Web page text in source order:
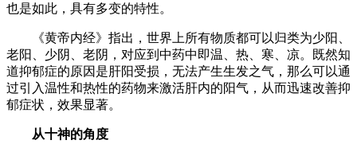
也是如此，具有多变的特性。
《黄帝内经》指出，世界上所有物质都可以归类为少阳、
老阳、少阴、老阴，对应到中药中即温、热、寒、凉。既然知
道抑郁症的原因是肝阳受损，无法产生生发之气，那么可以通
过引入温性和热性的药物来激活肝内的阳气，从而迅速改善抑
郁症状，效果显著。
从十神的角度